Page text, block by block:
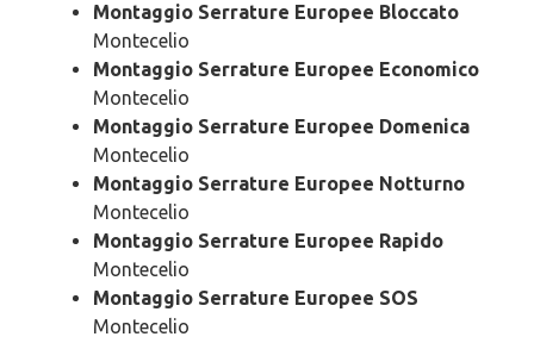
Montaggio Serrature Europee Bloccato
Montecelio
Montaggio Serrature Europee Economico
Montecelio
Montaggio Serrature Europee Domenica
Montecelio
Montaggio Serrature Europee Notturno
Montecelio
Montaggio Serrature Europee Rapido
Montecelio
Montaggio Serrature Europee SOS
Montecelio